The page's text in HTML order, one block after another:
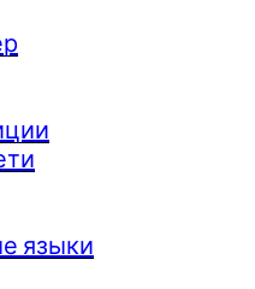
языки